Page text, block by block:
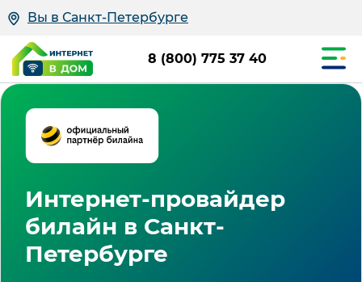
Вы в Санкт-Петербурге
8 (800) 775 37 40
Интернет-провайдер
билайн в Санкт-
Петербурге